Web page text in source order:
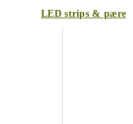
LED strips & pære